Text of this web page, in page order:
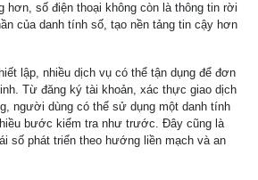
hơn, số điện thoại không còn là thông tin rời
của danh tính số, tạo nền tảng tin cậy hơn
lập, nhiều dịch vụ có thể tận dụng để đơn
Từ đăng ký tài khoản, xác thực giao dịch
người dùng có thể sử dụng một danh tính
bước kiểm tra như trước. Đây cũng là
số phát triển theo hướng liền mạch và an